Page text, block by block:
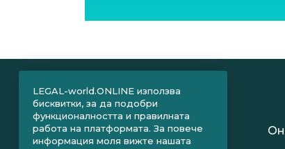
LEGAL-world.ONLINE използва
бисквитки, за да подобри
функционалността и правилната
работа на платформата. За повече
информация моля вижте нашата